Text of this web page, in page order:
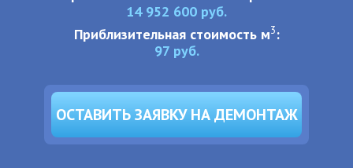
14 952 600 руб.
Приблизительная стоимость м3:
97руб.
ОСТАВИТЬ ЗАЯВКУ НА ДЕМОНТАЖ